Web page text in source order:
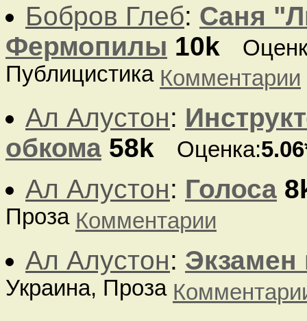
Бобров Глеб: Саня
Фермопилы 10k
Публицистика Комментарии
Ал Алустон:
обкома 58k Оценка:
Ал Алустон: Голоса
Проза Комментарии
Ал Алустон: Экзамен
Украина, Проза